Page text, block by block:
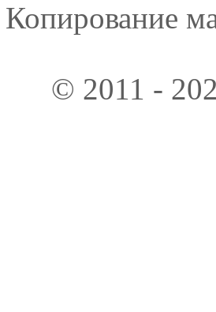
Копирование
© 2011 -